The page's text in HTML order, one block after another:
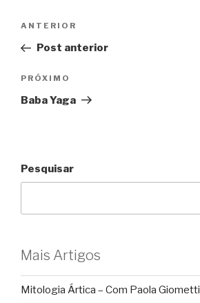
Post
Post
anterior
ANTERIOR
Post anterior
Próximo
post
PRÓXIMO
Baba Yaga
Pesquisar
Mais Artigos
Mitologia Ártica – Com Paola Giometti